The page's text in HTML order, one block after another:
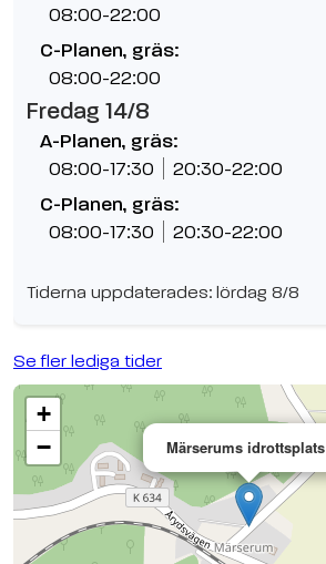
08:00-22:00
C-Planen, gräs:
08:00-22:00
Fredag 14/8
A-Planen, gräs:
08:00-17:30 20:30-22:00
C-Planen, gräs:
08:00-17:30 20:30-22:00
Tiderna uppdaterades: lördag 8/8
Se fler lediga tider
Märserums idrottsplats
+
−